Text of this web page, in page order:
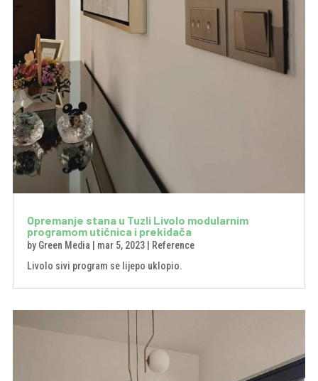
Opremanje stana u Tuzli Livolo modularnim
programom utičnica i prekidača
by Green Media mar 5, 2023|
Reference
Livolo sivi program se lijepo uklopio.